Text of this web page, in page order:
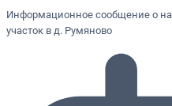
Информационное сообщение о
участок в д. Румяново